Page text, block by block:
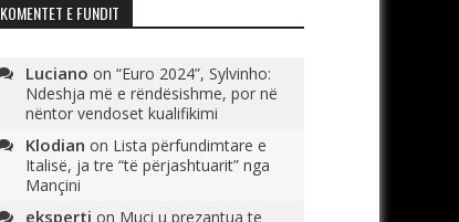
KOMENTET E FUNDIT
Luciano on “Euro 2024”, Sylvinho:
Ndeshja më e rëndësishme, por në
nëntor vendoset kualifikimi
Klodian on Lista përfundimtare e
Italisë, ja tre “të përjashtuarit” nga
Mançini
eksperti on Muçi u prezantua te